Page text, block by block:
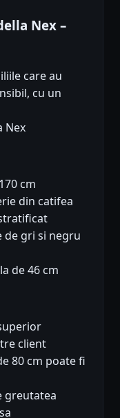
Nex –
care au
cu un
cm
din catifea
de gri si negru
de 46 cm
client
80 cm poate fi
greutatea